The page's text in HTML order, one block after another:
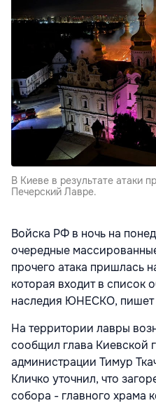
В Киеве в результате атаки
Печерский Лавре.
Войска РФ в ночь на
очередные
прочего атака пришлась
которая входит в список
наследия ЮНЕСКО, пишет
На территории лавры
сообщил глава Киевской
администрации Тимур
Кличко уточнил, что
собора - главного храма